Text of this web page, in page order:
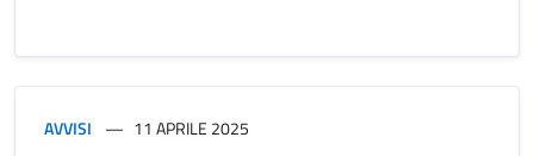
AVVISI 11 APRILE 2025